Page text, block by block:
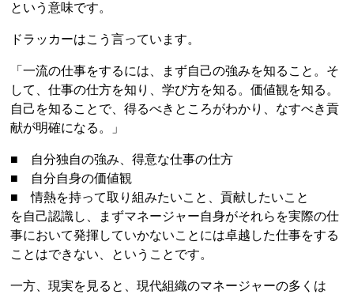
という意味です。
ドラッカーはこう言っています。
「一流の仕事をするには、まず自己の強みを知ること。そ
して、仕事の仕方を知り、学び方を知る。価値観を知る。
自己を知ることで、得るべきところがわかり、なすべき貢
献が明確になる。」
■ 自分独自の強み、得意な仕事の仕方
■ 自分自身の価値観
■ 情熱を持って取り組みたいこと、貢献したいこと
を自己認識し、まずマネージャー自身がそれらを実際の仕
事において発揮していかないことには卓越した仕事をする
ことはできない、ということです。
一方、現実を見ると、現代組織のマネージャーの多くは